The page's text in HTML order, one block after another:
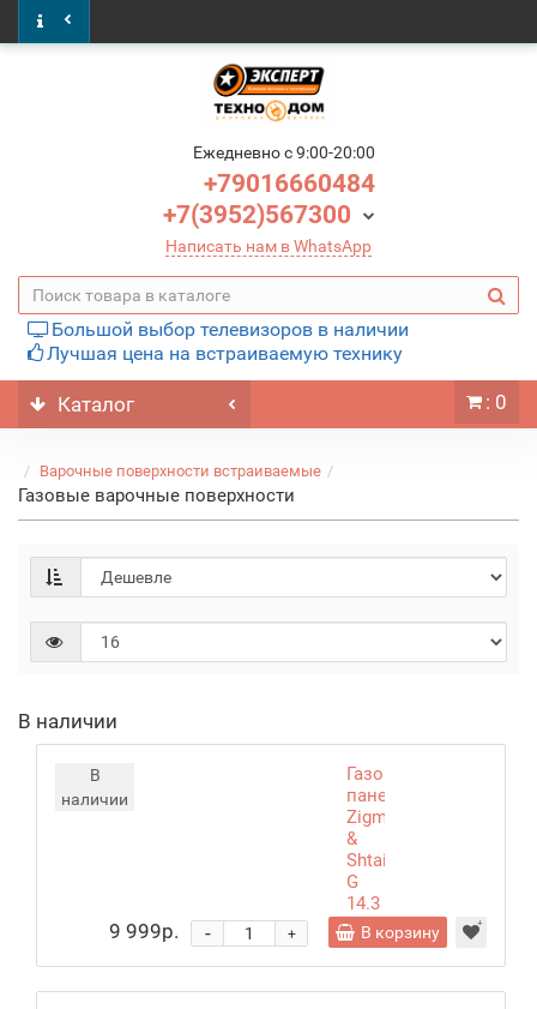
Ежедневно c 9:00-20:00
+79016660484
+7(3952)567300
Написать нам в WhatsApp
Большой выбор телевизоров в наличии
Лучшая цена на встраиваемую технику
Каталог : 0
Варочные поверхности встраиваемые
Газовые варочные поверхности
В наличии
В
наличии
Газовая
панель
Zigmund
&
Shtain
G
14.3
B
9 999р. +
- В корзину